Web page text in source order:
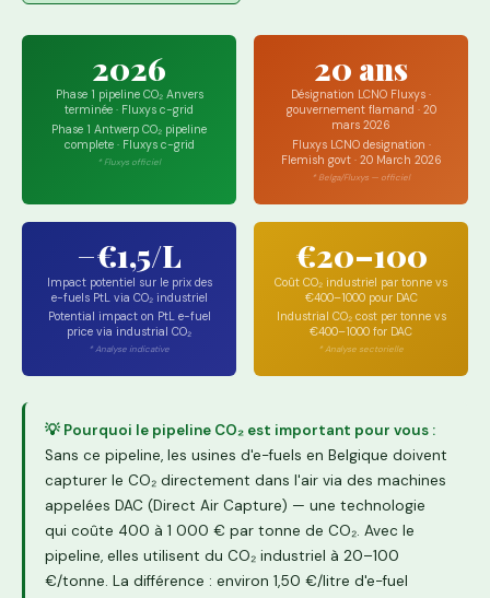
2026
Phase 1 pipeline CO₂ Anvers
terminée · Fluxys c-grid
Phase 1 Antwerp CO₂ pipeline
complete · Fluxys c-grid
* Fluxys officiel
20 ans
Désignation LCNO Fluxys ·
gouvernement flamand · 20
mars 2026
Fluxys LCNO designation ·
Flemish govt · 20 March 2026
* Belga/Fluxys — officiel
−€1,5/L
Impact potentiel sur le prix des
e-fuels PtL via CO₂ industriel
Potential impact on PtL e-fuel
price via industrial CO₂
* Analyse indicative
€20–100
Coût CO₂ industriel par tonne vs
€400–1000 pour DAC
Industrial CO₂ cost per tonne vs
€400–1000 for DAC
* Analyse sectorielle
💡 Pourquoi le pipeline CO₂ est important pour vous :
Sans ce pipeline, les usines d'e-fuels en Belgique doivent
capturer le CO₂ directement dans l'air via des machines
appelées DAC (Direct Air Capture) — une technologie
qui coûte 400 à 1 000 € par tonne de CO₂. Avec le
pipeline, elles utilisent du CO₂ industriel à 20–100
€/tonne. La différence : environ 1,50 €/litre d'e-fuel